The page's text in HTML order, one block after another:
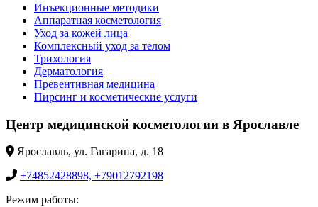
Инъекционные методики
Аппаратная косметология
Уход за кожей лица
Комплексный уход за телом
Трихология
Дерматология
Превентивная медицина
Пирсинг и косметические услуги
Центр медицинской косметологии в Ярославле
Ярославль, ул. Гагарина, д. 18
+74852428898, +79012792198
Режим работы: